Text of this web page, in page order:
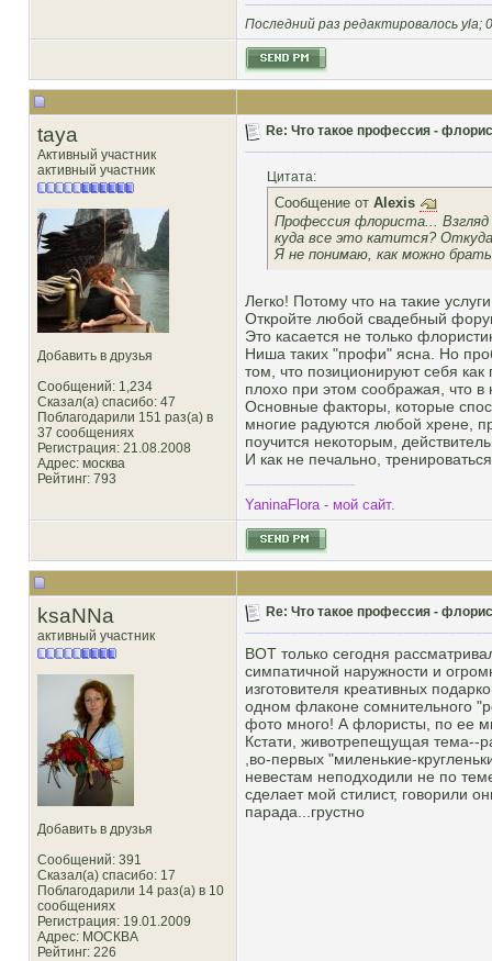
Последний раз редактировалось yla;
taya
Активный участник
активный участник
Добавить в друзья
Сообщений: 1,234
Сказал(а) спасибо: 47
Поблагодарили 151 раз(а) в
37 сообщениях
Регистрация: 21.08.2008
Адрес: москва
Рейтинг: 793
Re: Что такое профессия -
Цитата:
Сообщение от Alexis
Профессия флориста...
куда все это катится?
Я не понимаю, как можно
Легко! Потому что на такие
Откройте любой свадебный
Это касается не только
Ниша таких "профи" ясна. Но
том, что позиционируют себя
плохо при этом соображая, что в
Основные факторы, которые
многие радуются любой хрене,
поучится некоторым,
И как не печально,
YaninaFlora - мой сайт.
ksaNNa
активный участник
Добавить в друзья
Сообщений: 391
Сказал(а) спасибо: 17
Поблагодарили 14 раз(а) в 10
сообщениях
Регистрация: 19.01.2009
Адрес: МОСКВА
Рейтинг: 226
Re: Что такое профессия -
ВОТ только сегодня
симпатичной наружности и
изготовителя креативных
одном флаконе сомнительного
фото много! А флористы, по ее
Кстати, животрепещущая тема--
,во-первых "миленькие-
невестам неподходили не по
сделает мой стилист, говорили
парада...грустно